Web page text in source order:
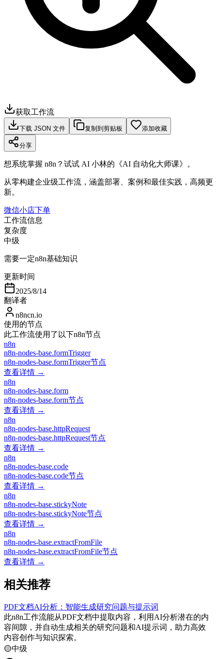
获取工作流
下载 JSON 文件 复制到剪贴板 添加收藏
分享
想系统掌握 n8n？试试 AI 小林的《AI 自动化大师课》。
从零构建企业级工作流，涵盖部署、案例和最佳实践，高频更
新。
微信小店下单
工作流信息
复杂度
中级
需要一定n8n基础知识
更新时间
2025/8/14
翻译者
n8ncn.io
使用的节点
此工作流使用了以下n8n节点
n8n
n8n-nodes-base.formTrigger
n8n-nodes-base.formTrigger节点
查看详情 →
n8n
n8n-nodes-base.form
n8n-nodes-base.form节点
查看详情 →
n8n
n8n-nodes-base.httpRequest
n8n-nodes-base.httpRequest节点
查看详情 →
n8n
n8n-nodes-base.code
n8n-nodes-base.code节点
查看详情 →
n8n
n8n-nodes-base.stickyNote
n8n-nodes-base.stickyNote节点
查看详情 →
n8n
n8n-nodes-base.extractFromFile
n8n-nodes-base.extractFromFile节点
查看详情 →
相关推荐
PDF文档AI分析：智能生成研究问题与提示词
此n8n工作流能从PDF文档中提取内容，利用AI分析潜在的内
容间隙，并自动生成相关的研究问题和AI提示词，助力高效
内容创作与知识探索。
🟡中级